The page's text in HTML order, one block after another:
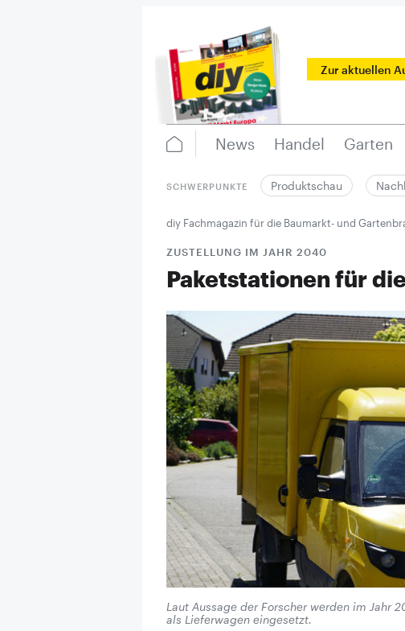
Zur aktuellen
News Handel Garten
SCHWERPUNKTE Produktschau
diy Fachmagazin für die Baumarkt- und
ZUSTELLUNG IM JAHR 2040
Paketstationen für
Laut Aussage der Forscher werden im Jahr
als Lieferwagen eingesetzt.